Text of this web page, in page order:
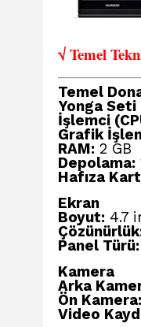
√ Temel
Temel
Yonga
İşlemci
Grafik
RAM: 2 GB
Depolama:
Hafıza
Ekran
Boyut: 4.7
Panel Türü:
Kamera
Arka
Ön Kamera:
Video